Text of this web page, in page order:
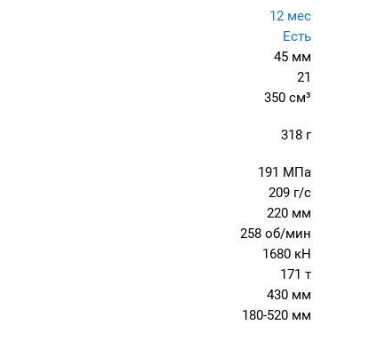
12 мес
Есть
45 мм
21
350 см³
318 г
191 МПа
209 г/с
220 мм
258 об/мин
1680 кН
171 т
430 мм
180-520 мм